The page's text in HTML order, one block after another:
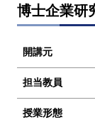
博士企業研
開講元
担当教員
授業形態